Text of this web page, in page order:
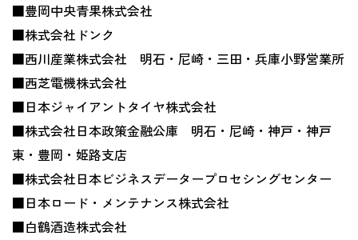
■豊岡中央青果株式会社
■株式会社ドンク
■西川産業株式会社 明石・尼崎・三田・兵庫小野営業所
■西芝電機株式会社
■日本ジャイアントタイヤ株式会社
■株式会社日本政策金融公庫 明石・尼崎・神戸・神戸
東・豊岡・姫路支店
■株式会社日本ビジネスデータープロセシングセンター
■日本ロード・メンテナンス株式会社
■白鶴酒造株式会社